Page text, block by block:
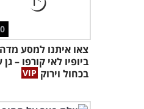
צאו איתנו למסע
ביופיו לאי קורפו – גן
בכחול וירוק